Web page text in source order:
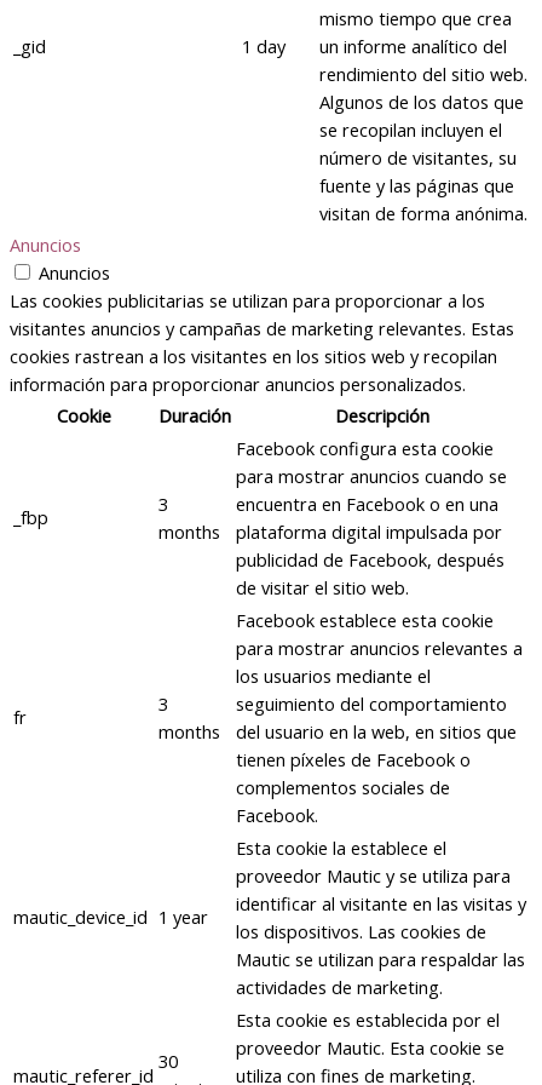
_gid 1 day
mismo tiempo que crea
un informe analítico del
rendimiento del sitio web.
Algunos de los datos que
se recopilan incluyen el
número de visitantes, su
fuente y las páginas que
visitan de forma anónima.
Anuncios
Anuncios
Las cookies publicitarias se utilizan para proporcionar a los
visitantes anuncios y campañas de marketing relevantes. Estas
cookies rastrean a los visitantes en los sitios web y recopilan
información para proporcionar anuncios personalizados.
Cookie
Duración Descripción
_fbp
3
months
Facebook configura esta cookie
para mostrar anuncios cuando se
encuentra en Facebook o en una
plataforma digital impulsada por
publicidad de Facebook, después
de visitar el sitio web.
fr
3
months
Facebook establece esta cookie
para mostrar anuncios relevantes a
los usuarios mediante el
seguimiento del comportamiento
del usuario en la web, en sitios que
tienen píxeles de Facebook o
complementos sociales de
Facebook.
mautic_device_id 1 year
Esta cookie la establece el
proveedor Mautic y se utiliza para
identificar al visitante en las visitas y
los dispositivos. Las cookies de
Mautic se utilizan para respaldar las
actividades de marketing.
mautic_referer_id
30
Esta cookie es establecida por el
proveedor Mautic. Esta cookie se
utiliza con fines de marketing.